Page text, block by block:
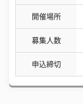
開催場所
募集人数
申込締切